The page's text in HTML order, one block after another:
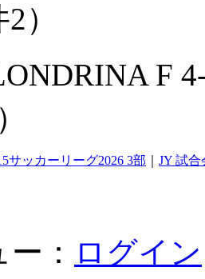
）
F
サッカーリーグ2026 3部 JY 試
： ログイン